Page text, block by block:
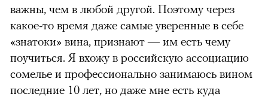
важны, чем в любой другой. Поэтому через
какое-то время даже самые уверенные в себе
«знатоки» вина, признают — им есть чему
поучиться. Я вхожу в российскую ассоциацию
сомелье и профессионально занимаюсь вином
последние 10 лет, но даже мне есть куда